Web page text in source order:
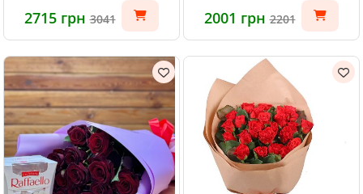
2715 грн3041 2001 грн2201